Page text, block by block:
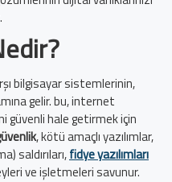
bilgisayar sistemlerinin,
gelir. bu, internet
güvenli hale getirmek için
, kötü amaçlı yazılımlar,
saldırıları,fidye yazılımları
ve işletmeleri savunur.